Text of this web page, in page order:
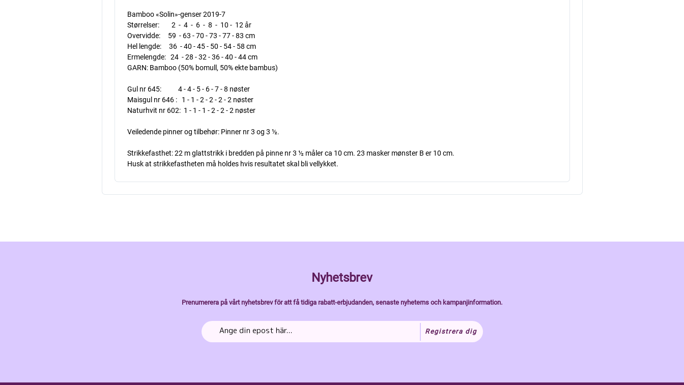
Bamboo «Solin»-genser 2019-7
Størrelser: 2 - 4 - 6 - 8 - 10 - 12 år
Overvidde: 59 - 63 - 70 - 73 - 77 - 83 cm
Hel lengde: 36 - 40 - 45 - 50 - 54 - 58 cm
Ermelengde: 24 - 28 - 32 - 36 - 40 - 44 cm
GARN: Bamboo (50% bomull, 50% ekte bambus)
Gul nr 645: 4 - 4 - 5 - 6 - 7 - 8 nøster
Maisgul nr 646 : 1 - 1 - 2 - 2 - 2 - 2 nøster
Naturhvit nr 602: 1 - 1 - 1 - 2 - 2 - 2 nøster
Veiledende pinner og tilbehør: Pinner nr 3 og 3 ½.
Strikkefasthet: 22 m glattstrikk i bredden på pinne nr 3 ½ måler ca 10 cm. 23 masker mønster B er 10 cm.
Husk at strikkefastheten må holdes hvis resultatet skal bli vellykket.
Nyhetsbrev
Prenumerera på vårt nyhetsbrev för att få tidiga rabatt-erbjudanden, senaste nyheterns och kampanjinformation.
Registrera dig